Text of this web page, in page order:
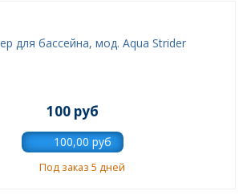
для бассейна, мод. Aqua Strider
100 руб
Под заказ 5 дней